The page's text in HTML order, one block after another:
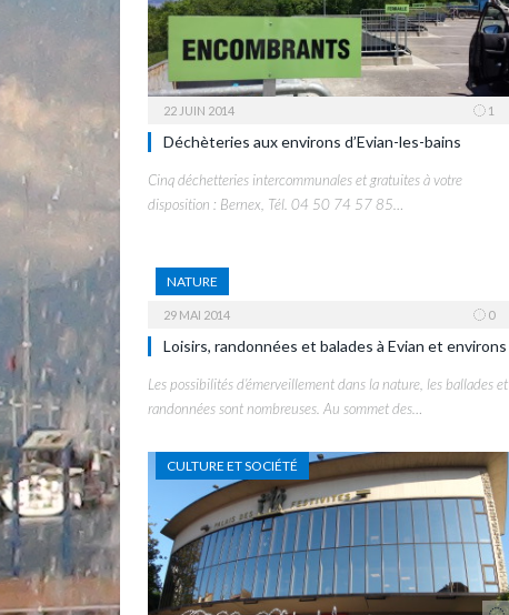
22 JUIN 2014 1
Déchèteries aux environs d’Evian-les-bains
Cinq déchetteries intercommunales et gratuites à votre
disposition : Bernex, Tél. 04 50 74 57 85…
NATURE
29 MAI 2014 0
Loisirs, randonnées et balades à Evian et environs
Les possibilités d’émerveillement dans la nature, les ballades et
randonnées sont nombreuses. Au sommet des…
CULTURE ET SOCIÉTÉ